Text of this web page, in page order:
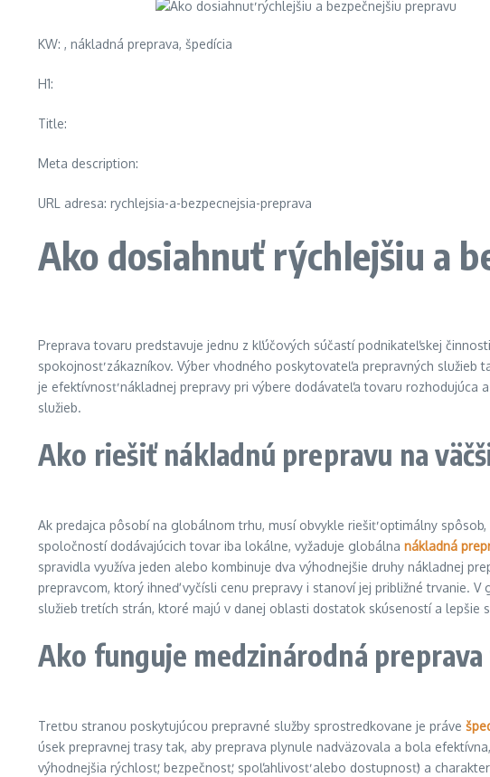
KW: , nákladná preprava, špedícia
H1:
Title:
Meta description:
URL adresa: rychlejsia-a-bezpecnejsia-preprava
Ako dosiahnuť rýchlejšiu a
Preprava tovaru predstavuje jednu z kľúčových súčastí podnikateľskej
spokojnosť zákazníkov. Výber vhodného poskytovateľa prepravných
je efektívnosť nákladnej prepravy pri výbere dodávateľa tovaru rozhodujúca
služieb.
Ako riešiť nákladnú prepravu na
Ak predajca pôsobí na globálnom trhu, musí obvykle riešiť optimálny
spoločností dodávajúcich tovar iba lokálne, vyžaduje globálna nákladná
spravidla využíva jeden alebo kombinuje dva výhodnejšie druhy nákladnej
prepravcom, ktorý ihneď vyčísli cenu prepravy i stanoví jej približné trvanie.
služieb tretích strán, ktoré majú v danej oblasti dostatok skúseností a lepšie
Ako funguje medzinárodná
Treťou stranou poskytujúcou prepravné služby sprostredkovane je práve
úsek prepravnej trasy tak, aby preprava plynule nadväzovala a bola
výhodnejšia rýchlosť, bezpečnosť, spoľahlivosť alebo dostupnosť) a